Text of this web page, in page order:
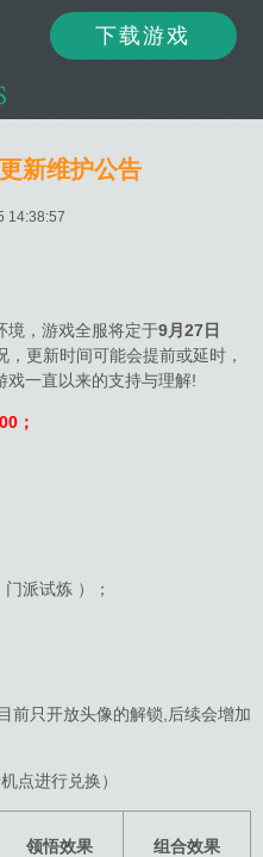
下载游戏
新维护公告
14:38:57
，游戏全服将定于9月 27日
更新时间可能会提前或延时，
戏一直以来的支持与理解!
；
派试炼 ）；
前只开放头像的解锁,后续会增加
点进行兑换）
领悟效果 组合效果
客服